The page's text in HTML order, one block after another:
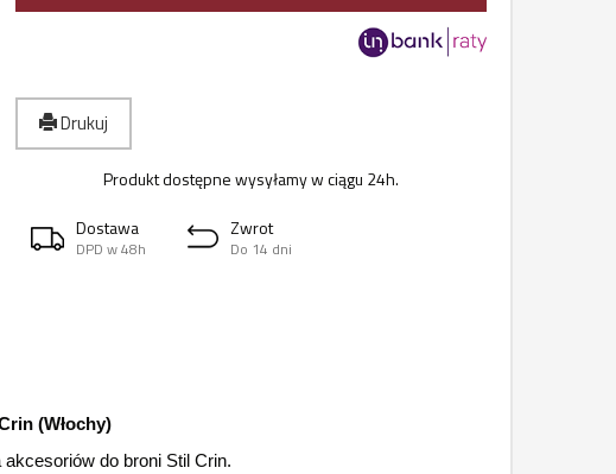
Drukuj
Produkt dostępne wysyłamy w ciągu 24h.
Dostawa
DPD w 48h
Zwrot
Do 14 dni
(Włochy)
do broni Stil Crin.